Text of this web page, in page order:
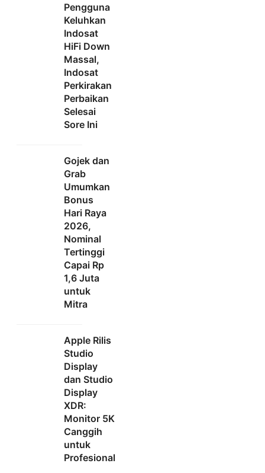
Pengguna
Keluhkan
Indosat
HiFi Down
Massal,
Indosat
Perkirakan
Perbaikan
Selesai
Sore Ini
Gojek dan
Grab
Umumkan
Bonus
Hari Raya
2026,
Nominal
Tertinggi
Capai Rp
1,6 Juta
untuk
Mitra
Apple Rilis
Studio
Display
dan Studio
Display
XDR:
Monitor 5K
Canggih
untuk
Profesional